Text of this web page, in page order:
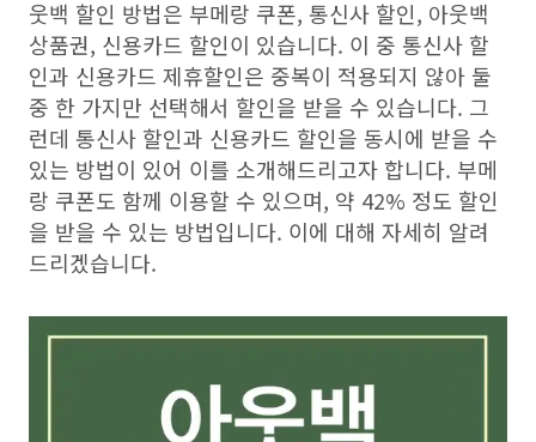
웃백 할인 방법은 부메랑 쿠폰, 통신사 할인, 아웃백
상품권, 신용카드 할인이 있습니다. 이 중 통신사 할
인과 신용카드 제휴할인은 중복이 적용되지 않아 둘
중 한 가지만 선택해서 할인을 받을 수 있습니다. 그
런데 통신사 할인과 신용카드 할인을 동시에 받을 수
있는 방법이 있어 이를 소개해드리고자 합니다. 부메
랑 쿠폰도 함께 이용할 수 있으며, 약 42% 정도 할인
을 받을 수 있는 방법입니다. 이에 대해 자세히 알려
드리겠습니다.